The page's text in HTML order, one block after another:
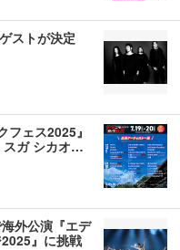
ストが決定
ェス2025』
スガ シカオ…
外公演『エデ
』に挑戦